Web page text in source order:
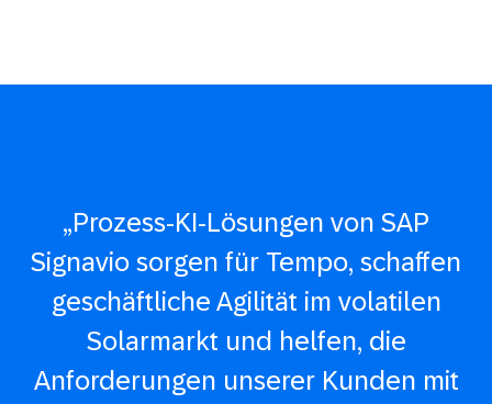
„Prozess-KI-Lösungen von SAP
Signavio sorgen für Tempo, schaffen
geschäftliche Agilität im volatilen
Solarmarkt und helfen, die
Anforderungen unserer Kunden mit